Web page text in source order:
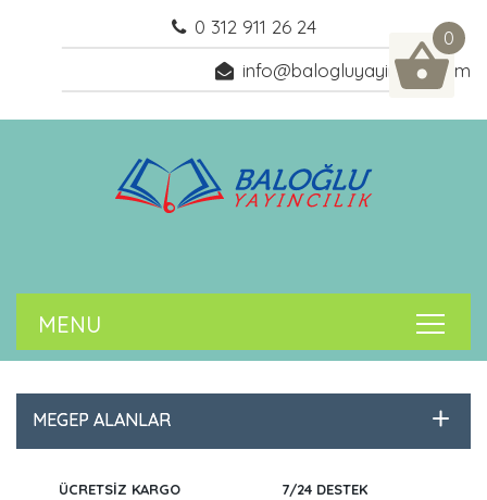
0 312 911 26 24
info@balogluyayincilik.com
MEGEP ALANLAR
ÜCRETSİZ KARGO
7/24 DESTEK
0